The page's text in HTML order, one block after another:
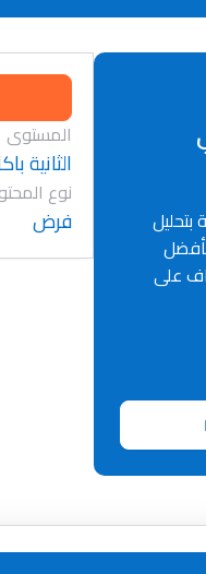
المستوى
الثانية
نوع
فرض
على